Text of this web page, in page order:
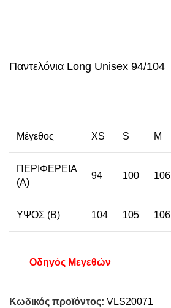
Παντελόνια Long Unisex 94/104
Μέγεθος XS S M
ΠΕΡΙΦΕΡΕΙΑ
(A)
94 100 106
ΥΨΟΣ (B) 104 105 106
Οδηγός Μεγεθών
Κωδικός προϊόντος: VLS20071